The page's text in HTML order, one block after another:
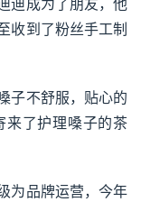
收到了粉丝手工制
子不舒服，贴心的
来了护理嗓子的茶
为品牌运营，今年